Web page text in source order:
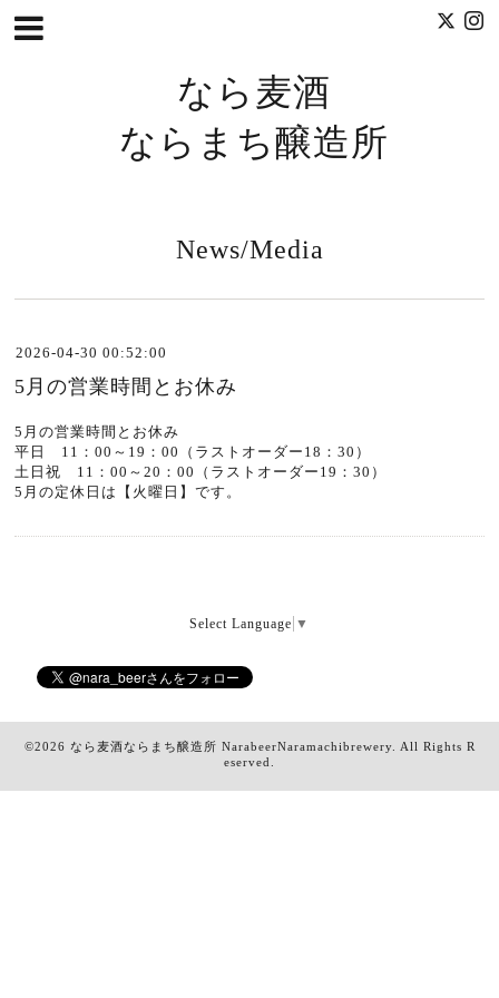
なら麦酒
ならまち醸造所
News/Media
2026-04-30 00:52:00
5月の営業時間とお休み
5月の営業時間とお休み
平日 11：00～19：00（ラストオーダー18：30）
土日祝 11：00～20：00（ラストオーダー19：30）
5月の定休日は【火曜日】です。
Select Language ▼
©2026 なら麦酒ならまち醸造所 NarabeerNaramachibrewery. All Rights R
eserved.